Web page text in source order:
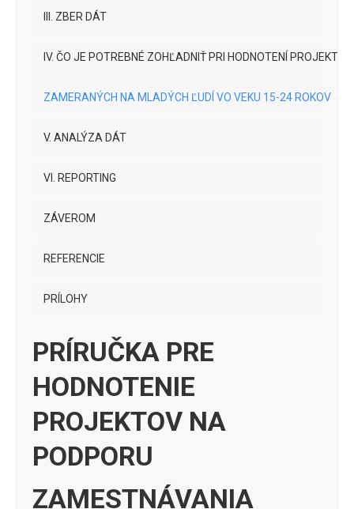
III. ZBER DÁT
IV. ČO JE POTREBNÉ ZOHĽADNIŤ PRI HODNOTENÍ PROJEKTOV
ZAMERANÝCH NA MLADÝCH ĽUDÍ VO VEKU 15-24 ROKOV
V. ANALÝZA DÁT
VI. REPORTING
ZÁVEROM
REFERENCIE
PRÍLOHY
PRÍRUČKA PRE
HODNOTENIE
PROJEKTOV NA
PODPORU
ZAMESTNÁVANIA